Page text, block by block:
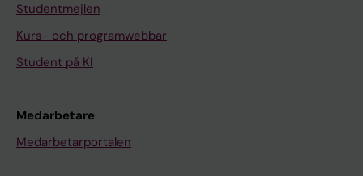
Studentmejlen
Kurs- och programwebbar
Student på KI
Medarbetare
Medarbetarportalen